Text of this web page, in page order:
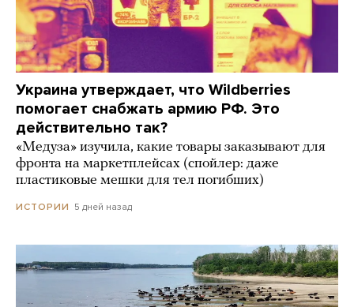
Украина утверждает, что Wildberries
помогает снабжать армию РФ. Это
действительно так?
«Медуза» изучила, какие товары заказывают для
фронта на маркетплейсах (спойлер: даже
пластиковые мешки для тел погибших)
ИСТОРИИ 5 дней назад